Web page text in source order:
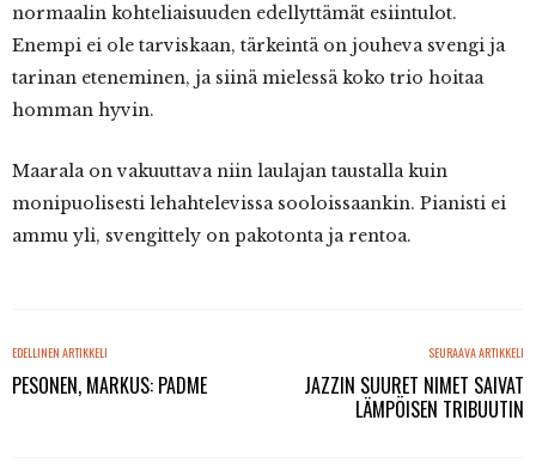
normaalin kohteliaisuuden edellyttämät esiintulot.
Enempi ei ole tarviskaan, tärkeintä on jouheva svengi ja
tarinan eteneminen, ja siinä mielessä koko trio hoitaa
homman hyvin.
Maarala on vakuuttava niin laulajan taustalla kuin
monipuolisesti lehahtelevissa sooloissaankin. Pianisti ei
ammu yli, svengittely on pakotonta ja rentoa.
EDELLINEN ARTIKKELI
PESONEN, MARKUS: PADME
SEURAAVA ARTIKKELI
JAZZIN SUURET NIMET SAIVAT
LÄMPÖISEN TRIBUUTIN